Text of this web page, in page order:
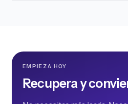
EMPIEZA HOY
Recupera y